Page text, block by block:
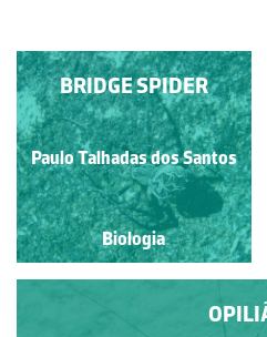
ÁGUIA-CAÇADEIRA
Paulo Talhadas dos Santos
Biologia
BRIDGE SPIDER
Paulo Talhadas dos Santos
Biologia